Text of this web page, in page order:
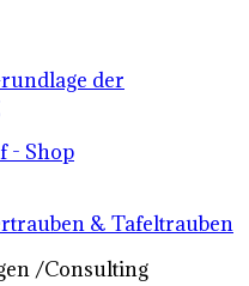
der
- Shop
& Tafeltrauben
/Consulting